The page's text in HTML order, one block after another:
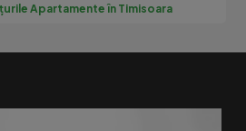
Apartamente în Timisoara